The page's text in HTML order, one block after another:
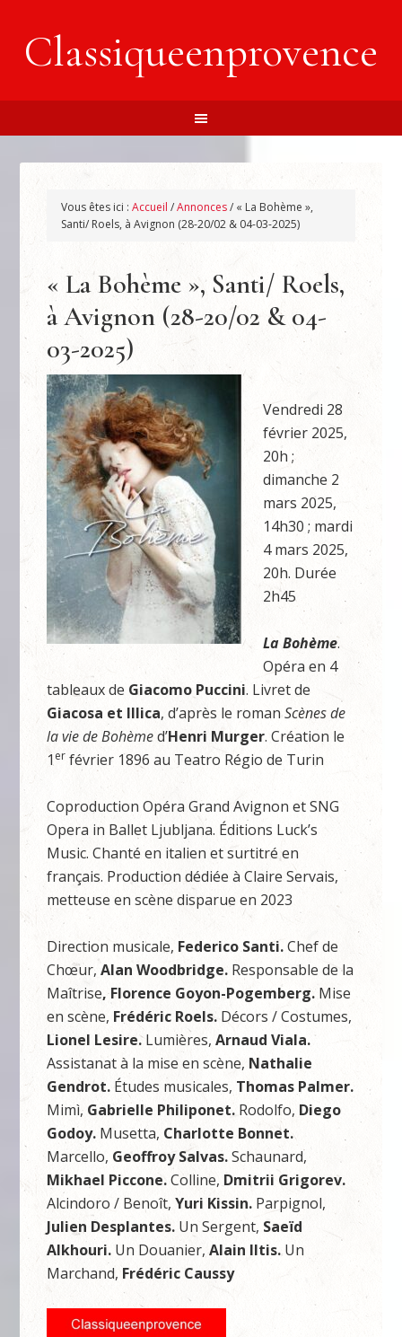
Classiqueenprovence
Vous êtes ici :Accueil /Annonces/ « La Bohème »,
Santi/ Roels, à Avignon (28-20/02 & 04-03-2025)
« La Bohème », Santi/ Roels,
à Avignon (28-20/02 & 04-
03-2025)
Vendredi 28
février 2025,
20h ;
dimanche 2
mars 2025,
14h30 ; mardi
4 mars 2025,
20h. Durée
2h45
La Bohème.
Opéra en 4
tableaux de Giacomo Puccini. Livret de
Giacosa et Illica, d’après le romanScènes de
la vie de Bohèmed’Henri Murger. Création le
1er février 1896 au Teatro Régio de Turin
Coproduction Opéra Grand Avignon et SNG
Opera in Ballet Ljubljana. Éditions Luck’s
Music. Chanté en italien et surtitré en
français. Production dédiée à Claire Servais,
metteuse en scène disparue en 2023
Direction musicale, Federico Santi.Chef de
Chœur,Alan Woodbridge. Responsable de la
Maîtrise, Florence Goyon-Pogemberg.Mise
en scène, Frédéric Roels. Décors / Costumes,
Lionel Lesire.Lumières,Arnaud Viala.
Assistanat à la mise en scène, Nathalie
Gendrot. Études musicales, Thomas Palmer.
Mimì, Gabrielle Philiponet. Rodolfo, Diego
Godoy. Musetta, Charlotte Bonnet.
Marcello, Geoffroy Salvas.Schaunard,
Mikhael Piccone.Colline, Dmitrii Grigorev.
Alcindoro / Benoît,Yuri Kissin. Parpignol,
Julien Desplantes. Un Sergent, Saeïd
Alkhouri. Un Douanier,Alain Iltis. Un
Marchand, Frédéric Caussy